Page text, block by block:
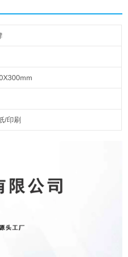
/印刷